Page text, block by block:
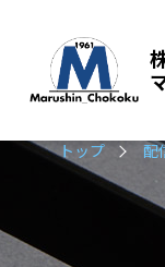
トップ 配